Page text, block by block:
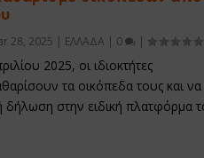
28, 2025 | ΕΛΛΑΔΑ | 0 |
2025, οι ιδιοκτήτες
τα οικόπεδα τους και να
δήλωση στην ειδική πλατφόρμα